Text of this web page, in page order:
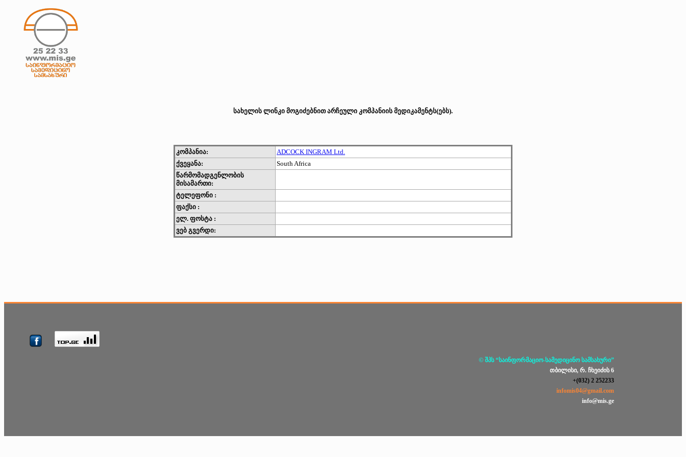
სახელის ლინკი მოგიძებნით არჩეული კომპანიის მედიკამენტს(ებს).
კომპანია:
ADCOCK INGRAM Ltd.
ქვეყანა:
South Africa
წარმომადგენლობის
მისამართი:
ტელეფონი :
ფაქსი :
ელ. ფოსტა :
ვებ გვერდი:
© შპს “საინფორმაციო-სამედიცინო სამსახური”
თბილისი, რ. ჩხეიძის 6
+(032) 2 252233
infomis04@gmail.com
info@mis.ge